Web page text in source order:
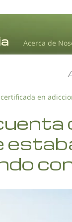
Acerca de
en